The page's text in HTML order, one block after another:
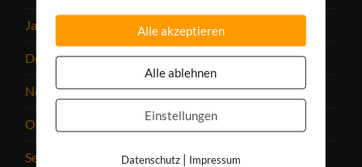
Januar 2022
Dezember 2021
November 2021
Oktober 2021
September 2021
Alle akzeptieren
Alle ablehnen
Einstellungen
Datenschutz| Impressum